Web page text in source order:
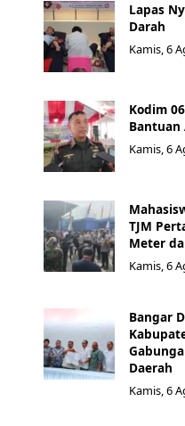
Lapas
Darah
Kamis, 6
Kodim
Bantuan
Kamis, 6
TJM
Meter
Kamis, 6
Bangar
Daerah
Kamis, 6